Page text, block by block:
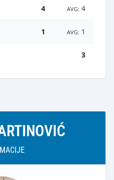
4 AVG: 4
1 AVG: 1
3